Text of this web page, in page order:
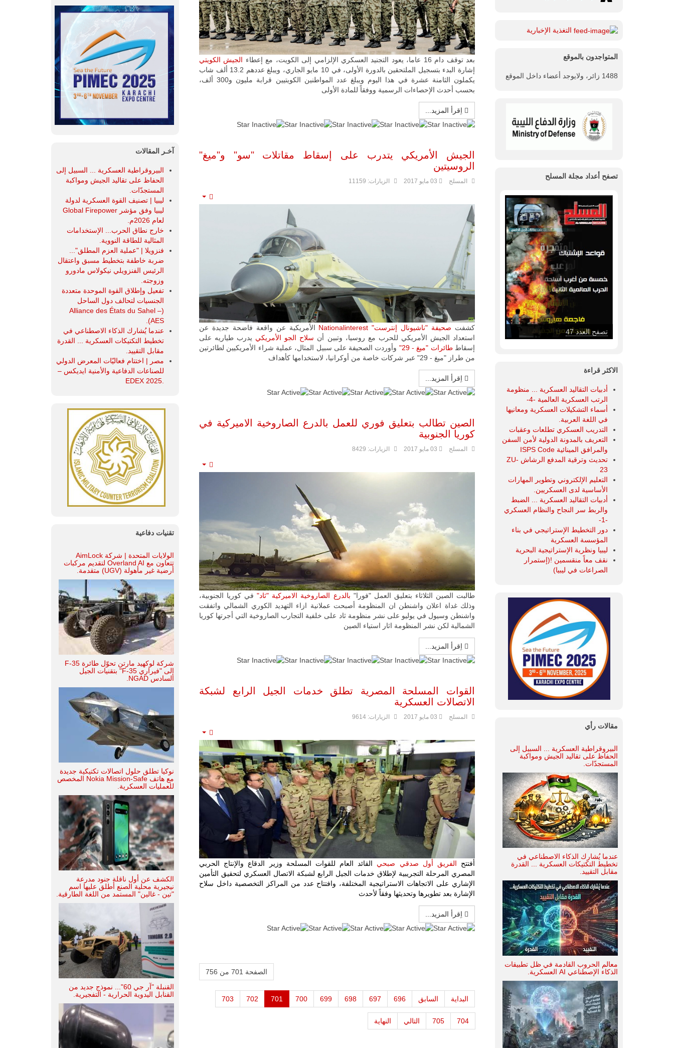
ليبيا | إنطلاق
تدريبات
فلينتلوك
2026 الدولية
بمشاركة
في خطوة
جديد لإمكانية
تقريب
وغربها، وسط
حضور دولي
تقوده الولايات
المتحدة وشراكة
مباشرة مع
أطراف ليبية
منقسمة منذ…
للمزيد
بعد توقف دام 16 عاما، يعود التجنيد العسكري الإلزامي إلى الكويت، مع إعطاء
الجيش الكويتي
إشارة البدء بتسجيل الملتحقين بالدورة الأولى، في 10 مايو الجاري، ويبلغ عددهم 13.2 ألف شاب
يكملون الثامنة عشرة في هذا اليوم ويبلغ عدد المواطنين الكويتيين قرابة مليون و300 ألف،
بحسب أحدث الإحصاءات الرسمية ووفقاً للمادة الأولى
اِقرأ المزيد...
الجيش الأمريكي يتدرب على إسقاط مقاتلات "سو" و"ميغ"
الروسيتين
المسلح 03 مايو 2017 الزيارات: 11159
Empty
كشفت صحيفة "ناشيونال إنترست" Nationalinterest الأمريكية عن واقعة فاضحة جديدة عن
استعداد الجيش الأمريكي للحرب مع روسيا، وتبين أن سلاح الجو الأمريكي يدرب طياريه على
إسقاططائرات "ميغ - 29"
وأوردت الصحيفة على سبيل المثال، عملية شراء الأمريكيين لطائرتين
من طراز "ميغ - 29" عبر شركات خاصة من أوكرانيا، لاستخدامها كأهداف
اِقرأ المزيد...
تقييم
الصين تطالب بتعليق فوري للعمل بالدرع الصاروخية الاميركية في
كوريا الجنوبية
المسلح 03 مايو 2017 الزيارات: 8429
Empty
طالبت الصين الثلاثاء بتعليق العمل "فورا" بالدرع الصاروخية الاميركية "ثاد" في كوريا الجنوبية،
وذلك غداة اعلان واشنطن ان المنظومة أصبحت عملانية ازاء التهديد الكوري الشمالي واتفقت
واشنطن وسيول في يوليو على نشر منظومة ثاد على خلفية التجارب الصاروخية التي أجرتها كوريا
الشمالية لكن نشر المنظومة اثار استياء الصين
اِقرأ المزيد...
القوات المسلحة المصرية تطلق خدمات الجيل الرابع لشبكة
الاتصالات العسكرية
المسلح 03 مايو 2017 الزيارات: 9614
Empty
أفتتح الفريق أول صدقي صبحي القائد العام للقوات المسلحة وزير الدقاع
والإنتاج الحربي
المصري المرحلة التجريبية لإطلاق خدمات الجيل الرابع لشبكة الاتصال العسكري لتحقيق التأمين
الإشاري على الاتجاهات الاستراتيجية المختلفة، وافتتاح عدد من المراكز التخصصية داخل سلاح
الإشارة بعد تطويرها وتحديثها وفقاً لأحدث
اِقرأ المزيد...
تقييم
الصفحة 701 من 756
البداية السابق 696
697
698
699
700
701
702
703
704
705 التالي النهاية
التغذية الإخبارية
المتواجدون بالموقع
1488 زائر، ولايوجد أعضاء داخل الموقع
تصفح أعداد مجلة المسلح
تصفح العدد 47
الاكثر قراءة
أدبيات التقاليد العسكرية ... منظومة
الرتب العسكرية العالمية -4-
أسماء التشكيلات العسكرية ومعانيها
في اللغة العربية.
التدريب العسكري تطلعات وعقبات
التعريف بالمدونة الدولية لأمن السفن
والمرافق المينائية ISPS Code
تحديث وترقية المدفع الرشاش ZU-
23
التعليم الإلكتروني وتطوير المهارات
الأساسية لدى العسكريين.
أدبيات التقاليد العسكرية ... الضبط
والربط سر النجاح والنظام العسكري
-1-
دور التخطيط الإستراتيجي في بناء
المؤسسة العسكرية
ليبيا ونظرية الإستراتيجية البحرية
نقف معاً منقسمين !(إستمرار
الصراعات في ليبيا)
مقالات رأي
البيروقراطية العسكرية ... السبيل إلى
الحفاظ على تقاليد الجيش ومواكبة
المستجدّات.
عندما يُشارك الذكاء الاصطناعي في
تخطيط التكتيكات العسكرية ... القدرة
مقابل التقييد.
معالم الحروب القادمة في ظل تطبيقات
الذكاء الإصطناعي AI العسكرية.
آخـر المقالات
البيروقراطية العسكرية ... السبيل إلى
الحفاظ على تقاليد الجيش ومواكبة
المستجدّات.
ليبيا | تصنيف القوة العسكرية لدولة
ليبيا وفق مؤشر Global Firepower
لعام 2026م.
خارج نطاق الحرب... الإستخدامات
المثالية للطاقة النووية.
فنزويلا | "عملية العزم المطلق"...
ضربة خاطفة بتخطيط مسبق واعتقال
الرئيس الفنزويلي نيكولاس مادورو
وزوجته.
تفعيل وإطلاق القوة الموحدة متعددة
الجنسيات لتحالف دول الساحل
(Alliance des États du Sahel –
AES).
عندما يُشارك الذكاء الاصطناعي في
تخطيط التكتيكات العسكرية ... القدرة
مقابل التقييد.
مصر | اختتام فعاليّات المعرض الدولي
للصناعات الدفاعية والأمنية ايديكس ‒
تقنيات دفاعية
الولايات المتحدة | شركة AimLock
تتعاون مع Overland AI لتقديم مركبات
أرضية غير مأهولة (UGV) متقدمة.
شركة لوكهيد مارتن تحوّل طائرة F-35
إلى "فيراري F-35" بتقنيات الجيل
السادس NGAD.
نوكيا تطلق حلول اتصالات تكتيكية جديدة
مع هاتف Nokia Mission-Safe المخصص
للعمليات العسكرية.
الكشف عن أول ناقلة جنود مدرعة
نيجيرية محلية الصنع أطلق عليها اسم
"تين - غالين" المستمد من اللغة الطارقية.
القنبلة "آر جي 60"... نموذج جديد من
القنابل اليدوية الحرارية - التفجيرية.